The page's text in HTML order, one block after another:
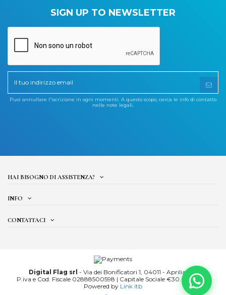
SIGN UP TO NEWSLETTER
Puoi annullare l'iscrizione in ogni momenti. A questo scopo, cerca le info di contatto
nelle note legali.
HAI BISOGNO DI ASSISTENZA?
INFO
CONTATTACI
Digital Flag srl - Via dei Bonificatori 1, 04011 - Aprilia (LT)
P.iva e Cod. Fiscale 02888500598 | Capitale Sociale €30.000,00 -
Powered by Link itb